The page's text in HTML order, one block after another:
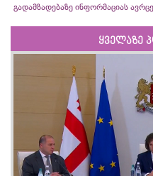
გადამზადებაზე ინფორმაციას
ყველაზე